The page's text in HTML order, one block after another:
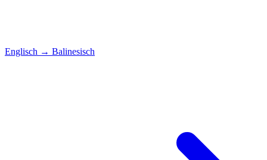
Englisch → Balinesisch